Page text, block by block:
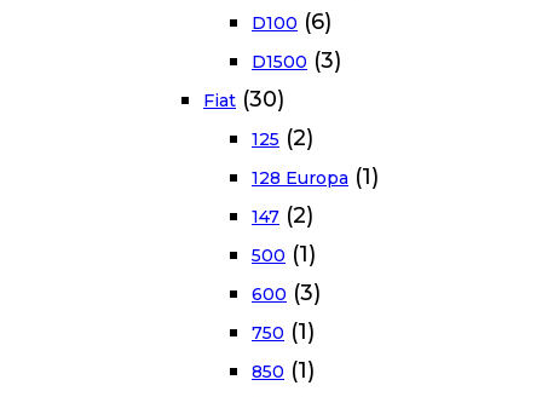
D100 (6)
D1500 (3)
Fiat (30)
125 (2)
128 Europa (1)
147 (2)
500 (1)
600 (3)
750 (1)
850 (1)